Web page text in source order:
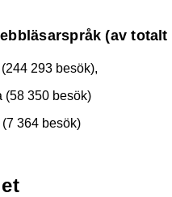
(av
293 besök),
(58 350 besök)
364 besök)